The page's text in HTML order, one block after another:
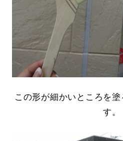
この形が細かいところを
す。